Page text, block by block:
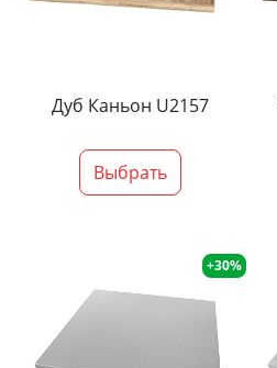
Дуб Каньон U2157
Выбрать
+30%